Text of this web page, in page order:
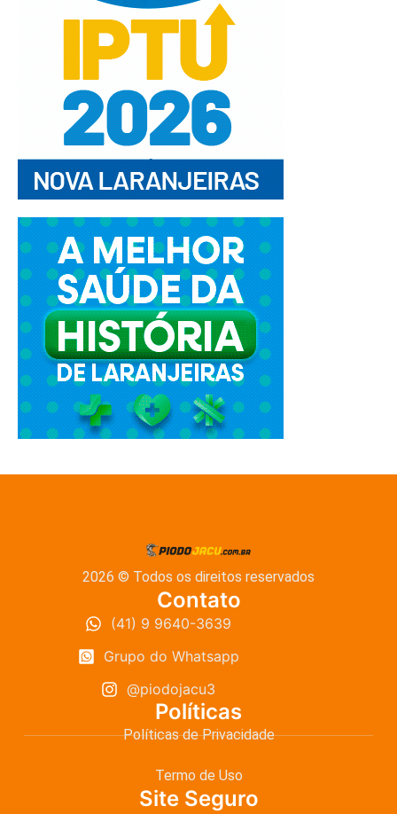
2026 © Todos os direitos reservados
Contato
(41) 9 9640-3639
Grupo do Whatsapp
@piodojacu3
Políticas
Políticas de Privacidade
Termo de Uso
Site Seguro